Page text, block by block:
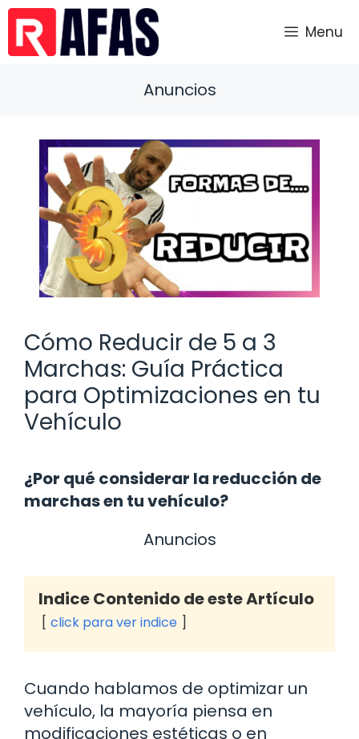
Saltar
contenido
Menu
Anuncios
Cómo Reducir de 5 a 3
Marchas: Guía Práctica
para Optimizaciones en tu
Vehículo
¿Por qué considerar la reducción de
marchas en tu vehículo?
Anuncios
Indice Contenido de este Artículo
click para ver indice
Cuando hablamos de optimizar un
vehículo, la mayoría piensa en
modificaciones estéticas o en